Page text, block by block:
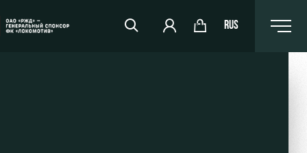
RUS